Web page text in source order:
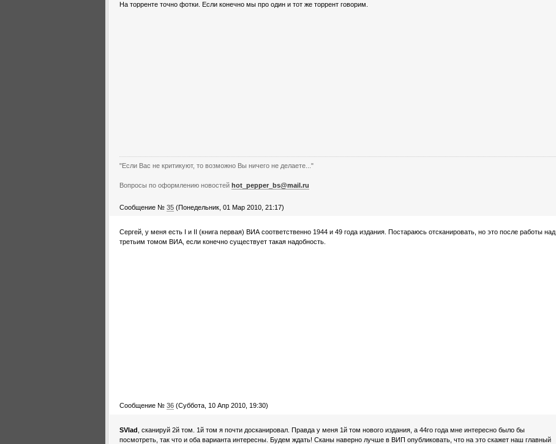
На торренте точно фотки. Если конечно мы про один и тот же торрент говорим.
"Если Вас не критикуют, то возможно Вы ничего не делаете..."
Вопросы по оформлению новостей hot_pepper_bs@mail.ru
Сообщение № 35 (Понедельник, 01 Мар 2010, 21:17)
Сергей, у меня есть I и II (книга первая) ВИА соответственно 1944 и 49 года издания. Постараюсь отсканировать, но это после работы над
третьим томом ВИА, если конечно существует такая надобность.
Сообщение № 36 (Суббота, 10 Апр 2010, 19:30)
SVlad , сканируй 2й том. 1й том я почти досканировал. Правда у меня 1й том нового издания, а 44го года мне интересно было бы
посмотреть, так что и оба варианта интересны. Будем ждать! Сканы наверно лучше в ВИП опубликовать, что на это скажет наш главный